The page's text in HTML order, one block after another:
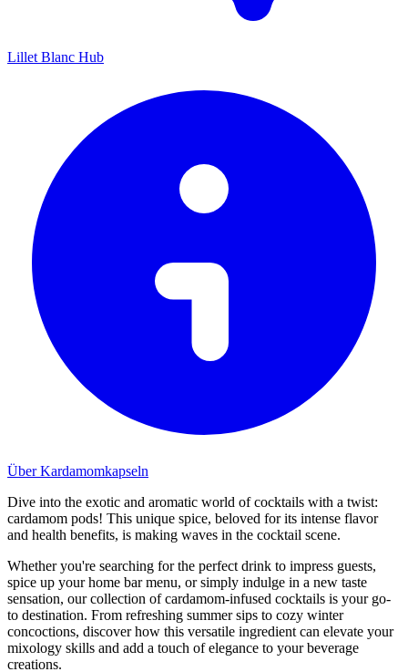
Lillet Blanc Hub
Über Kardamomkapseln
Dive into the exotic and aromatic world of cocktails with a twist:
cardamom pods! This unique spice, beloved for its intense flavor
and health benefits, is making waves in the cocktail scene.
Whether you're searching for the perfect drink to impress guests,
spice up your home bar menu, or simply indulge in a new taste
sensation, our collection of cardamom-infused cocktails is your go-
to destination. From refreshing summer sips to cozy winter
concoctions, discover how this versatile ingredient can elevate your
mixology skills and add a touch of elegance to your beverage
creations.